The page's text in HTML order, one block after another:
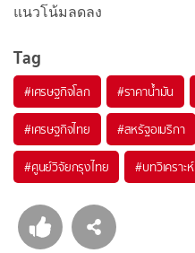
แนวโน้มลดลง
Tag
#เศรษฐกิจโลก #ราคาน้ำมัน
#เศรษฐกิจไทย #สหรัฐอเมริกา
#ศูนย์วิจัยกรุงไทย #บทวิเคราะห์